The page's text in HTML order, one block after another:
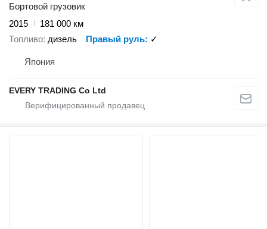
Бортовой грузовик
2015
181 000 км
Топливо дизель Правый руль ✓
Япония
EVERY TRADING Co Ltd